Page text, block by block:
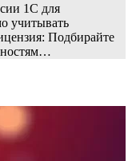
1С для
учитывать
Подбирайте